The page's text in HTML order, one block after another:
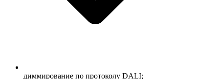
диммирование по протоколу DALI;